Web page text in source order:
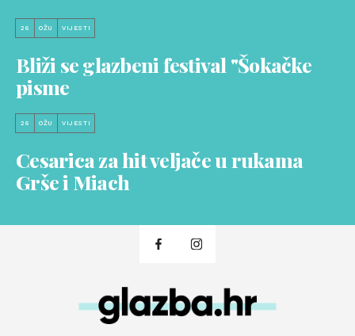
26 OŽU VIJESTI
Bliži se glazbeni festival "Šokačke
pisme
26 OŽU VIJESTI
Cesarica za hit veljače u rukama
Grše i Miach